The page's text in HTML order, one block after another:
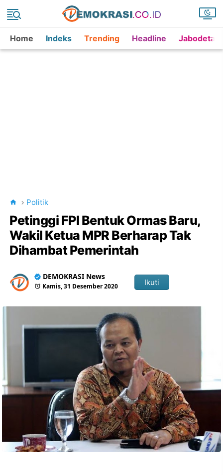
Home Indeks Trending Headline
Politik
Petinggi FPI Bentuk Ormas Baru,
Wakil Ketua MPR Berharap Tak
Dihambat Pemerintah
DEMOKRASI News
Kamis, 31 Desember 2020 Ikuti